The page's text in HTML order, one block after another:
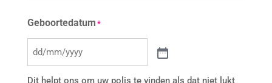
Geboortedatum *
Dit helpt ons om uw polis te vinden als dat niet lukt